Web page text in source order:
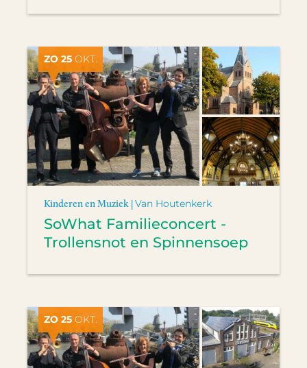
ZO 25 OKT.
Kinderen en Muziek |Van Houtenkerk
SoWhat Familieconcert -
Trollensnot en Spinnensoep
ZO 25 OKT.